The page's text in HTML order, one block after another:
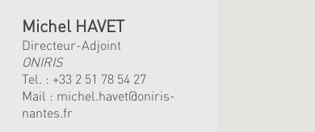
Michel HAVET
Directeur-Adjoint
ONIRIS
Tel. : +33 2 51 78 54 27
Mail : michel.havet@oniris-
nantes.fr